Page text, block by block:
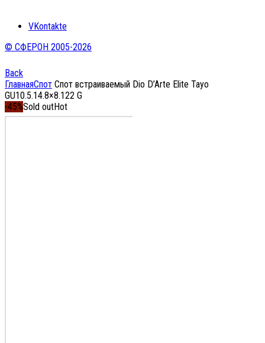
VKontakte
© СФЕРОН 2005-2026
Back
ГлавнаяСпот Спот встраиваемый Dio D’Arte Elite Tayo
GU10.5.14.8×8.122 G
-45%Sold outHot